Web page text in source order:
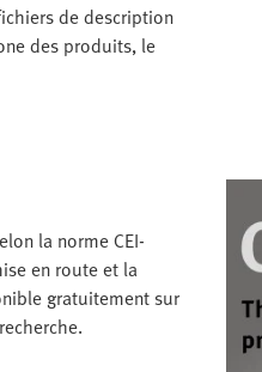
de description
des produits, le
la norme CEI-
en route et la
gratuitement sur